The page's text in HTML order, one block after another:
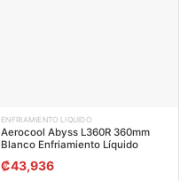
ENFRIAMIENTO LIQUIDO
Aerocool Abyss L360R 360mm
Blanco Enfriamiento Líquido
₡43,936